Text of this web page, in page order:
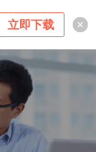
立即下载